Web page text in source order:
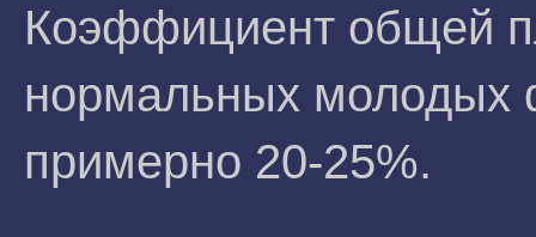
Коэффициент общей
нормальных молодых
примерно 20-25%.